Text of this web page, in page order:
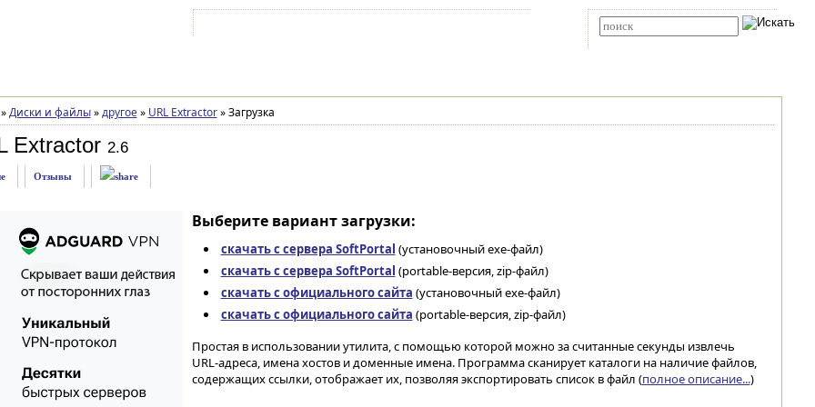
» Диски и файлы » другое » URL Extractor »Загрузка
Extractor 2.6
Отзывы
Выберите вариант загрузки:
скачать с сервера SoftPortal (установочный exe-файл)
скачать с сервера SoftPortal (portable-версия, zip-файл)
скачать с официального сайта (установочный exe-файл)
скачать с официального сайта (portable-версия, zip-файл)
Простая в использовании утилита, с помощью которой можно за считанные секунды извлечь
URL-адреса, имена хостов и доменные имена. Программа сканирует каталоги на наличие файлов,
содержащих ссылки, отображает их, позволяя экспортировать список в файл (полное описание...)